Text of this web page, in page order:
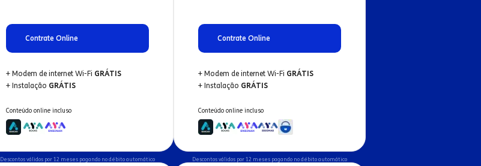
Contrate Online
+ Modem de internet Wi-Fi GRÁTIS
+ Instalação GRÁTIS
Conteúdo online incluso
Descontos válidos por 12 meses pagando no débito automático
Contrate Online
+ Modem de internet Wi-Fi GRÁTIS
+ Instalação GRÁTIS
Conteúdo online incluso
Descontos válidos por 12 meses pagando no débito automático